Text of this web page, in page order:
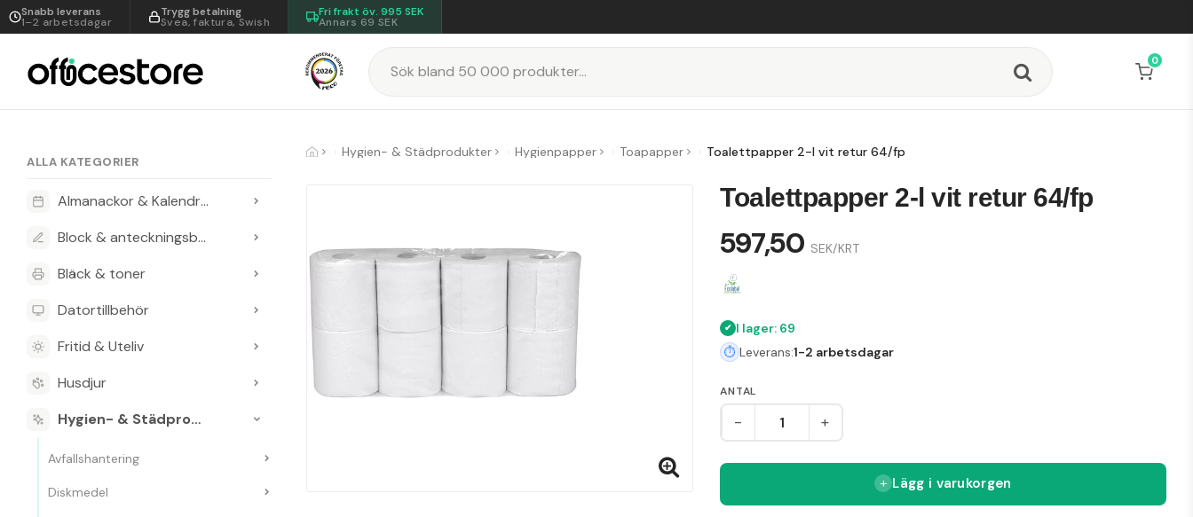
Snabb leverans
1–2 arbetsdagar
Trygg betalning
Svea, faktura, Swish
Fri frakt öv. 995 SEK
Annars 69 SEK
0
ALLA KATEGORIER
Almanackor & Kalendrar
Block & anteckningsböcker
Bläck & toner
Datortillbehör
Fritid & Uteliv
Husdjur
Hygien- & Städprodukter
Avfallshantering
Diskmedel
Hygien- & Städprodukter Hygienpapper Toapapper Toalettpapper 2-l vit retur 64/fp
Toalettpapper 2-l vit retur 64/fp
597,50 SEK/KRT
I lager: 69
Leverans:1-2 arbetsdagar
ANTAL
- +
Lägg i varukorgen